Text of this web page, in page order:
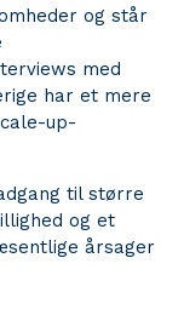
og står
med
har et mere
up-
til større
og et
årsager